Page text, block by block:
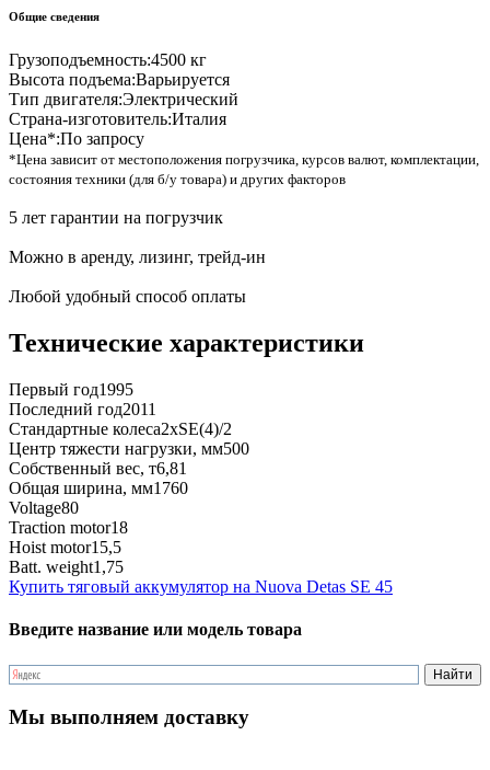
Общие сведения
Грузоподъемность:4500 кг
Высота подъема:Варьируется
Тип двигателя:Электрический
Страна-изготовитель:Италия
Цена*:По запросу
*Цена зависит от местоположения погрузчика, курсов валют, комплектации,
состояния техники (для б/у товара) и других факторов
5 лет гарантии на погрузчик
Можно в аренду, лизинг, трейд-ин
Любой удобный способ оплаты
Технические характеристики
Первый год1995
Последний год2011
Стандартные колеса2xSE(4)/2
Центр тяжести нагрузки, мм500
Собственный вес, т6,81
Общая ширина, мм1760
Voltage80
Traction motor18
Hoist motor15,5
Batt. weight1,75
Купить тяговый аккумулятор на Nuova Detas SE 45
Введите название или модель товара
Мы выполняем доставку